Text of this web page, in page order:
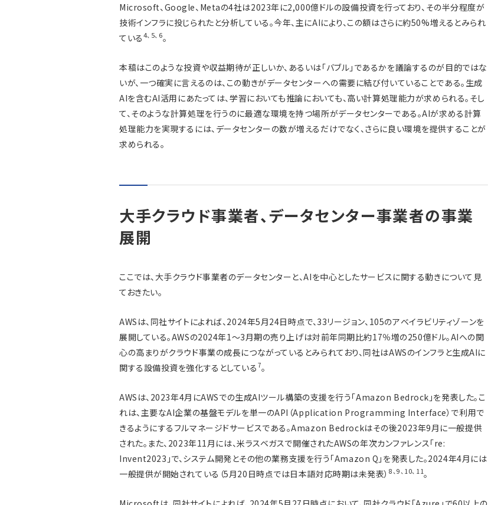
Microsoft、Google、Metaの4社は2023年に2,000億ドルの設備投資を行っており、その半分程度が
技術インフラに投じられたと分析している。今年、主にAIにより、この額はさらに約50%増えるとみられ
ている 4、 5、 6。
本稿はこのような投資や収益期待が正しいか、あるいは「バブル」であるかを議論するのが目的ではな
いが、一つ確実に言えるのは、この動きがデータセンターへの需要に結び付いていることである。生成
AIを含むAI活用にあたっては、学習においても推論においても、高い計算処理能力が求められる。そし
て、そのような計算処理を行うのに最適な環境を持つ場所がデータセンターである。AIが求める計算
処理能力を実現するには、データセンターの数が増えるだけでなく、さらに良い環境を提供することが
求められる。
大手クラウド事業者、データセンター事業者の事業
展開
ここでは、大手クラウド事業者のデータセンターと、AIを中心としたサービスに関する動きについて見
ておきたい。
AWSは、同社サイトによれば、2024年5月24日時点で、33リージョン、105のアベイラビリティゾーンを
展開している。AWSの2024年1～3月期の売り上げは対前年同期比約17％増の250億ドル。AIへの関
心の高まりがクラウド事業の成長につながっているとみられており、同社はAWSのインフラと生成AIに
関する設備投資を強化するとしている 7。
AWSは、2023年4月にAWSでの生成AIツール構築の支援を行う「Amazon Bedrock」を発表した。こ
れは、主要なAI企業の基盤モデルを単一のAPI（Application Programming Interface）で利用で
きるようにするフルマネージドサービスである。Amazon Bedrockはその後2023年9月に一般提供
された。また、2023年11月には、米ラスベガスで開催されたAWSの年次カンファレンス「re:
Invent2023」で、システム開発とその他の業務支援を行う「Amazon Q」を発表した。2024年4月には
一般提供が開始されている（5月20日時点では日本語対応時期は未発表）8、9、 10、 11。